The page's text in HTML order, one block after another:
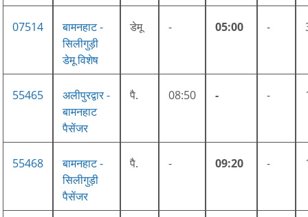
07514
बामनहाट -
सिलीगुड़ी
डेमू विशेष
डेमू - 05:00 -
55465
अलीपुरद्वार -
बामनहाट
पैसेंजर
पै. 08:50 - -
55468
बामनहाट -
सिलीगुड़ी
पैसेंजर
पै. - 09:20 -